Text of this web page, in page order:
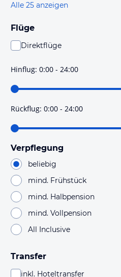
Alle 25 anzeigen
Flüge
Direktflüge
hoher Wahrscheinlichkeit Direktflüge
prüfe vor der Buchung noch einmal die
Hinflug: 0:00 - 24:00
Rückflug: 0:00 - 24:00
Verpflegung
beliebig
mind. Frühstück
mind. Halbpension
mind. Vollpension
All Inclusive
Transfer
inkl. Hoteltransfer